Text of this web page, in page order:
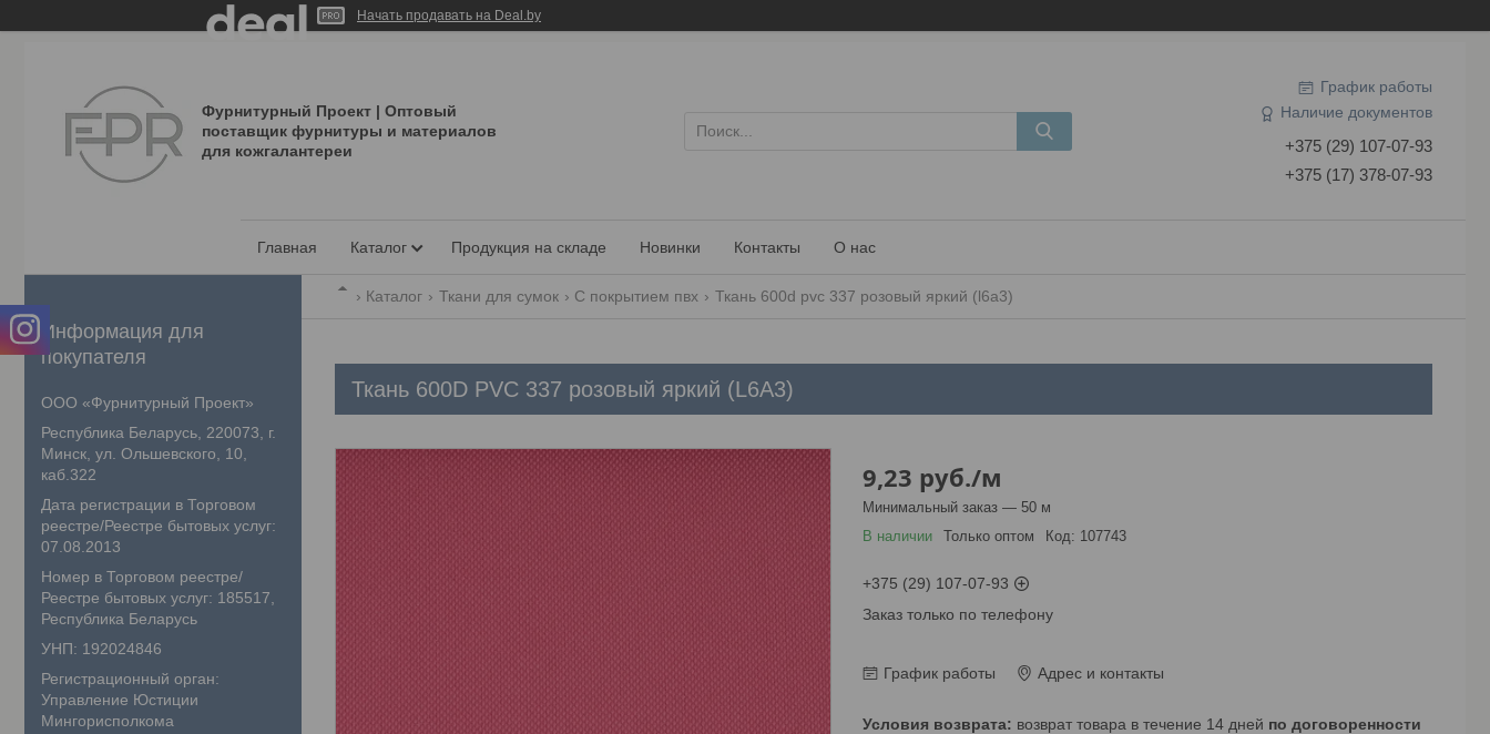
Начать продавать на Deal.by
Фурнитурный Проект | Оптовый
поставщик фурнитуры и материалов
для кожгалантереи
График работы
Наличие документов
+375 (29) 107-07-93
+375 (17) 378-07-93
Главная Каталог Продукция на складе Новинки Контакты О нас
Каталог Ткани для сумок С покрытием пвх Ткань 600d pvc 337 розовый яркий (l6a3)
Ткань 600D PVC 337 розовый яркий (L6A3)
9,23 руб./м
Минимальный заказ — 50 м
В наличии
Только оптом Код: 107743
+375 (29) 107-07-93
Заказ только по телефону
График работы Адрес и контакты
возврат товара в течение 14 дней по договоренности
Информация для
покупателя
ООО «Фурнитурный Проект»
Республика Беларусь, 220073, г.
Минск, ул. Ольшевского, 10,
каб.322
Дата регистрации в Торговом
реестре/Реестре бытовых услуг:
07.08.2013
Номер в Торговом реестре/
Реестре бытовых услуг: 185517,
Республика Беларусь
УНП: 192024846
Регистрационный орган:
Управление Юстиции
Мингорисполкома